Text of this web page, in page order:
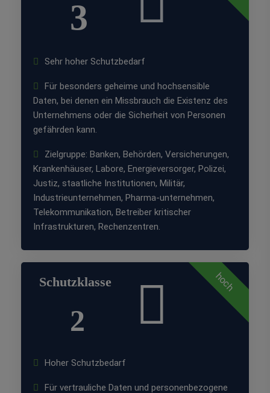
3
Sehr hoher Schutzbedarf
Für besonders geheime und hochsensible
Daten, bei denen ein Missbrauch die Existenz des
Unternehmens oder die Sicherheit von Personen
gefährden kann.
Zielgruppe: Banken, Behörden, Versicherungen,
Krankenhäuser, Labore, Energieversorger, Polizei,
Justiz, staatliche Institutionen, Militär,
Industrieunternehmen, Pharma-unternehmen,
Telekommunikation, Betreiber kritischer
Infrastrukturen, Rechenzentren.
hoch
Schutzklasse
2
Hoher Schutzbedarf
Für vertrauliche Daten und personenbezogene